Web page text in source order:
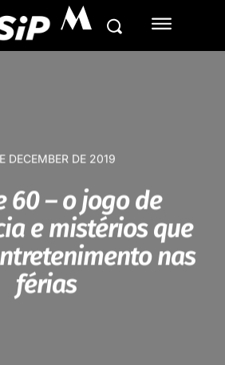
M
DECEMBER DE 2019
60 – o jogo de
e mistérios que
nas
férias